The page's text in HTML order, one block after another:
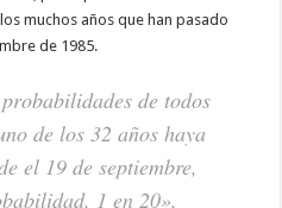
muchos años que han pasado
de 1985.
de todos
de los 32 años haya
el 19 de septiembre,
1 en 20»,